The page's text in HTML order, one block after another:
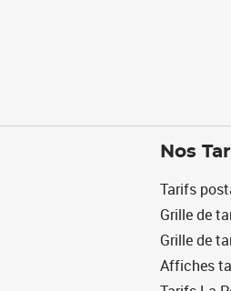
Nos
Tarifs
Grille de
Grille de
Affiches